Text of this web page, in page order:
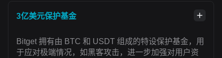
3亿美元保护基金
Bitget 拥有由 BTC 和 USDT 组成的特设保护基金，用
于应对极端情况，如黑客攻击，进一步加强对用户资